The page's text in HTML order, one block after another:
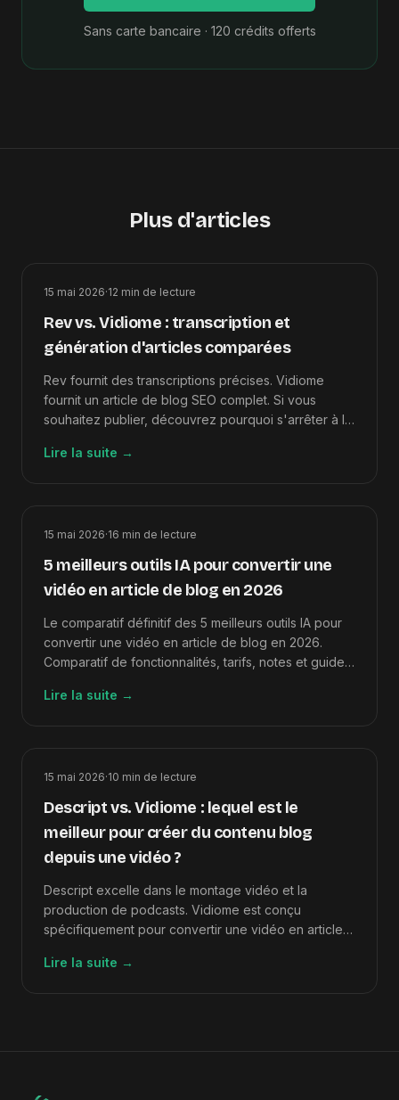
Sans carte bancaire · 120 crédits offerts
Plus d'articles
15 mai 2026·12 min de lecture
Rev vs. Vidiome : transcription et
génération d'articles comparées
Rev fournit des transcriptions précises. Vidiome
fournit un article de blog SEO complet. Si vous
souhaitez publier, découvrez pourquoi s'arrêter à la
Lire la suite →
15 mai 2026·16 min de lecture
5 meilleurs outils IA pour convertir une
vidéo en article de blog en 2026
Le comparatif définitif des 5 meilleurs outils IA pour
convertir une vidéo en article de blog en 2026.
Comparatif de fonctionnalités, tarifs, notes et guide
Lire la suite →
15 mai 2026·10 min de lecture
Descript vs. Vidiome : lequel est le
meilleur pour créer du contenu blog
depuis une vidéo ?
Descript excelle dans le montage vidéo et la
production de podcasts. Vidiome est conçu
spécifiquement pour convertir une vidéo en article
complète.
Lire la suite →